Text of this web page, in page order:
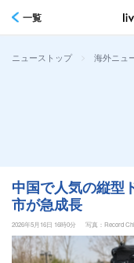
一覧
ニューストップ > 海外ニュ
中国で人気の縦型
市が急成長
2026年5月16日 16時0分 写真：Record